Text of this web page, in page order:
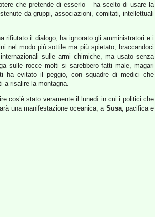
che pretende di esserlo – ha scelto di usare la
da gruppi, associazioni, comitati, intellettuali
rifiutato il dialogo, ha ignorato gli amministratori e i
nel modo più sottile ma più spietato, braccandoci
sulle armi chimiche, ma usato senza
sulle rocce molti si sarebbero fatti male, magari
ha evitato il peggio, con squadre di medici che
a risalire la montagna.
cos’è stato veramente il lunedì in cui i politici che
una manifestazione oceanica, a Susa, pacifica e